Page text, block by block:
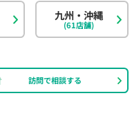
訪問で相談する
九州・沖縄
(61店舗)